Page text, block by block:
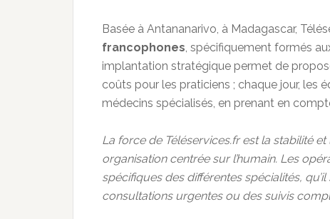
Basée à Antananarivo, à Madagascar,
francophones, spécifiquement formés
implantation stratégique permet de
coûts pour les praticiens ; chaque jour, les
médecins spécialisés, en prenant en
La force de Téléservices.fr est la stabilité
organisation centrée sur l’humain. Les
spécifiques des différentes spécialités,
consultations urgentes ou des suivis